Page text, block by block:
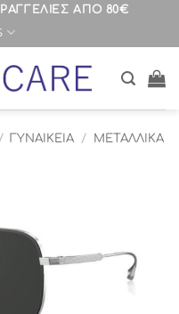
ΑΠΟ 80€
/ ΓΥΝΑΙΚΕΙΑ / ΜΕΤΑΛΛΙΚΑ